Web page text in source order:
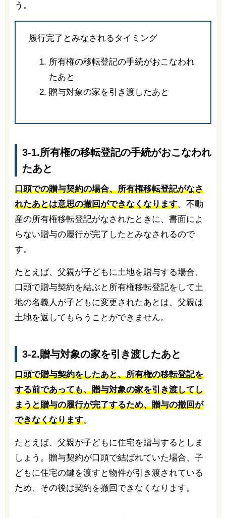
う。
履行完了とみなされるタイミング
所有権の移転登記の手続がおこなわれ
たあと
贈与対象の家を引き渡したあと
3-1.所有権の移転登記の手続がおこなわれ
たあと
口頭での贈与契約の場合、所有権移転登記がなさ
れたあとは意思の撤回ができなくなります。不動
産の所有権移転登記がなされたときに、書面によ
らない贈与の履行が完了したとみなされるので
す。
たとえば、父親が子どもに土地を贈与する場合、
口頭で贈与契約を結ぶと所有権移転登記をして土
地の名義人が子どもに変更されたあとは、父親は
土地を返してもらうことができません。
3-2.贈与対象の家を引き渡したあと
口頭で贈与契約をしたあと、所有権の移転登記を
する前であっても、贈与対象の家を引き渡してし
まうと贈与の履行が完了するため、贈与の撤回が
できなくなります。
たとえば、父親が子どもに住宅を贈与するとしま
しょう。贈与契約が口頭で結ばれていた場合、子
どもに住宅の鍵を渡すと物件が引き渡されている
ため、その後は契約を撤回できなくなります。